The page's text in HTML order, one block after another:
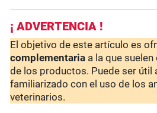
¡ ADVERTENCIA !
El objetivo de este artículo es
complementaria a la que
de los productos. Puede ser útil
familiarizado con el uso de los
veterinarios.